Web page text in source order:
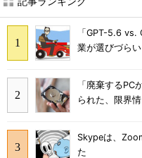
「GPT-5.6
業が選びづら
「廃棄するPC
られた、限界
Skypeは、
た